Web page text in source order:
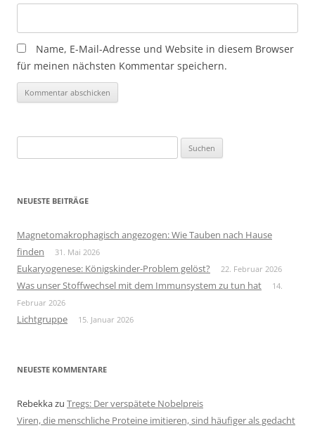
Name, E-Mail-Adresse und Website in diesem Browser
für meinen nächsten Kommentar speichern.
nach:
NEUESTE BEITRÄGE
Magnetomakrophagisch angezogen: Wie Tauben nach Hause
finden
31. Mai 2026
Eukaryogenese: Königskinder-Problem gelöst? 22. Februar 2026
Was unser Stoffwechsel mit dem Immunsystem zu tun hat
14.
Februar 2026
Lichtgruppe 15. Januar 2026
NEUESTE KOMMENTARE
Rebekkazu Tregs: Der verspätete Nobelpreis
Viren, die menschliche Proteine imitieren, sind häufiger als gedacht